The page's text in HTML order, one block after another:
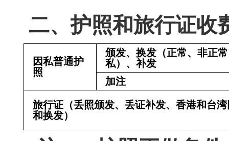
二、护照和旅行证收
因私普通护
照
颁发、换发（正常、非正
私）、补发
加注
旅行证（丢照颁发、丢证补发、香港和台
和换发）